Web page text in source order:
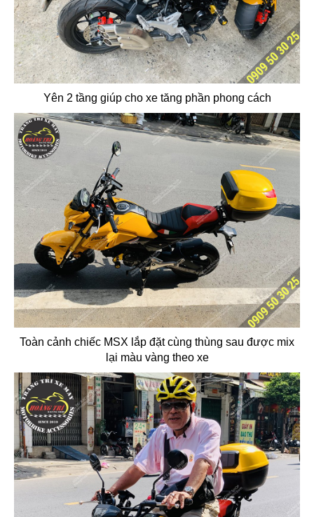
Yên 2 tầng giúp cho xe tăng phần phong cách
Toàn cảnh chiếc MSX lắp đặt cùng thùng sau được mix
lại màu vàng theo xe